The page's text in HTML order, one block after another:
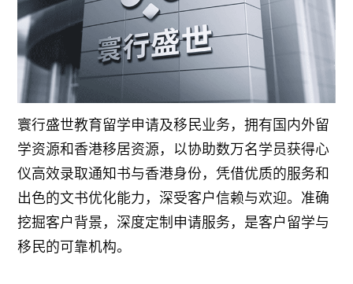
寰行盛世教育留学申请及移民业务，拥有国内外留
学资源和香港移居资源，以协助数万名学员获得心
仪高效录取通知书与香港身份，凭借优质的服务和
出色的文书优化能力，深受客户信赖与欢迎。准确
挖掘客户背景，深度定制申请服务，是客户留学与
移民的可靠机构。